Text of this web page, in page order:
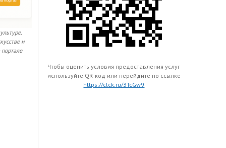
и
Чтобы оценить условия предоставления услуг
используйте QR-код или перейдите по ссылке
https://clck.ru/3TcGw9